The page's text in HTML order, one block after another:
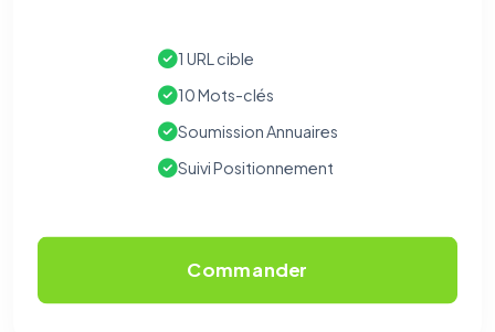
1 URL cible
10 Mots-clés
Soumission Annuaires
Suivi Positionnement
Commander